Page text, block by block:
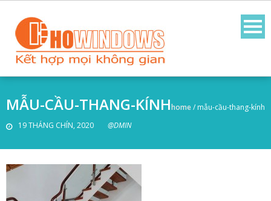
MẪU-CẦU-THANG-KÍNH
19 THÁNG CHÍN, 2020 @DMIN
home/ mẫu-cầu-thang-kính